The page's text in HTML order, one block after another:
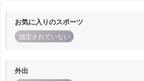
お気に入りのスポーツ
指定されていない
外出